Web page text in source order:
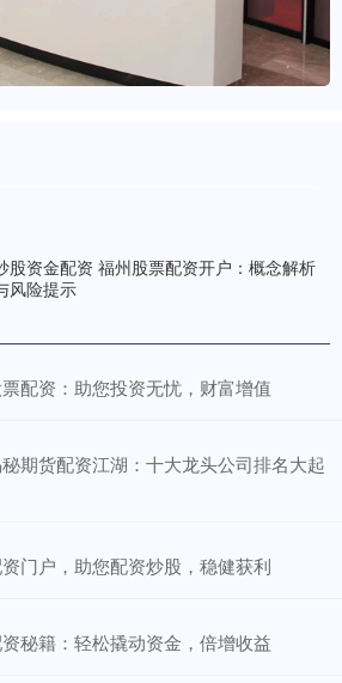
股资金配资 福州股票配资开户：概念解析
风险提示
配资：助您投资无忧，财富增值
期货配资江湖：十大龙头公司排名大起
门户，助您配资炒股，稳健获利
秘籍：轻松撬动资金，倍增收益